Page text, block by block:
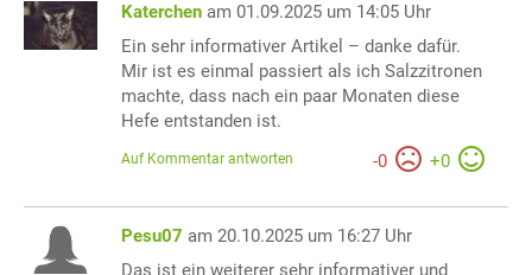
Katerchen am 01.09.2025 um 14:05 Uhr
Ein sehr informativer Artikel – danke dafür.
Mir ist es einmal passiert als ich Salzzitronen
machte, dass nach ein paar Monaten diese
Hefe entstanden ist.
-0 +0
Auf Kommentar antworten
Pesu07 am 20.10.2025 um 16:27 Uhr
Das ist ein weiterer sehr informativer und